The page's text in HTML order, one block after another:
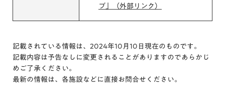
ブ」（外部リンク）
記載されている情報は、2024年10月10日現在のものです。
記載内容は予告なしに変更されることがありますのであらかじ
めご了承ください。
最新の情報は、各施設などに直接お問合せください。